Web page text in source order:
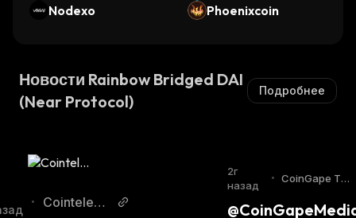
Nodexo
Phoenixcoin
Новости Rainbow Bridged DAI
(Near Protocol)
Подробнее
•
Cointelegr
2г
назад
•
CoinGape Tw